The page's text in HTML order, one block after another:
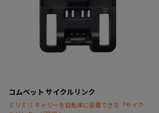
コムペット サイクルリンク
ミリミリ キャリーを自転車に装着できる『サイク